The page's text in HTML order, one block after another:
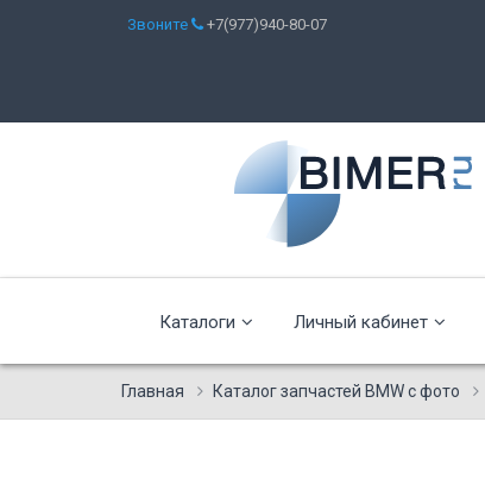
Звоните +7(977)940-80-07
Каталоги Личный кабинет
Главная Каталог запчастей BMW с фото